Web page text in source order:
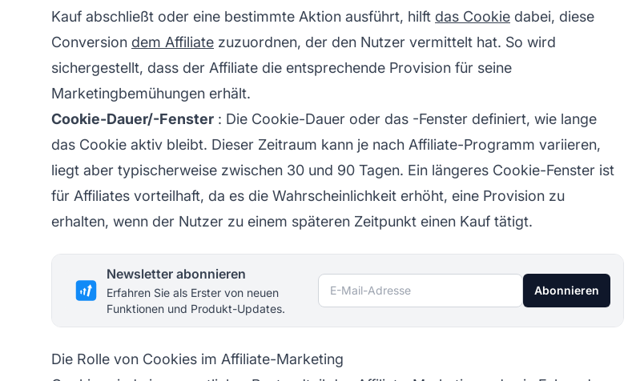
Kauf abschließt oder eine bestimmte Aktion ausführt, hilft das Cookie dabei, diese
Conversion dem Affiliate zuzuordnen, der den Nutzer vermittelt hat. So wird
sichergestellt, dass der Affiliate die entsprechende Provision für seine
Marketingbemühungen erhält.
Cookie-Dauer/-Fenster : Die Cookie-Dauer oder das -Fenster definiert, wie lange
das Cookie aktiv bleibt. Dieser Zeitraum kann je nach Affiliate-Programm variieren,
liegt aber typischerweise zwischen 30 und 90 Tagen. Ein längeres Cookie-Fenster ist
für Affiliates vorteilhaft, da es die Wahrscheinlichkeit erhöht, eine Provision zu
erhalten, wenn der Nutzer zu einem späteren Zeitpunkt einen Kauf tätigt.
Newsletter abonnieren
Erfahren Sie als Erster von neuen
Funktionen und Produkt-Updates.
E-Mail-Adresse Abonnieren
Die Rolle von Cookies im Affiliate-Marketing